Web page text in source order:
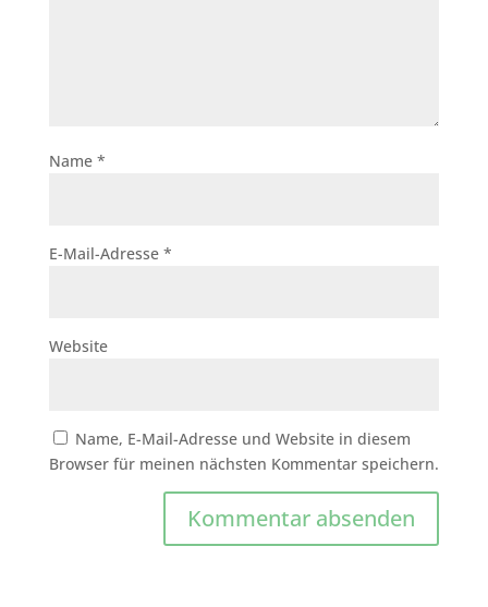
Name *
E-Mail-Adresse *
Website
Name, E-Mail-Adresse und Website in diesem
Browser für meinen nächsten Kommentar speichern.